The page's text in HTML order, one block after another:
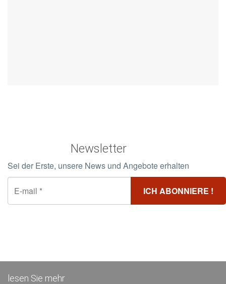
Newsletter
Sei der Erste, unsere News und Angebote erhalten
lesen Sie mehr